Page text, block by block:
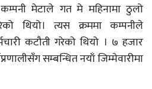
मेटाले गत मे महिनामा ठुलो
थियो। त्यस क्रममा कम्पनीले
कटौती गरेको थियो । ७ हजार
सम्बन्धित नयाँ जिम्मेवारीमा